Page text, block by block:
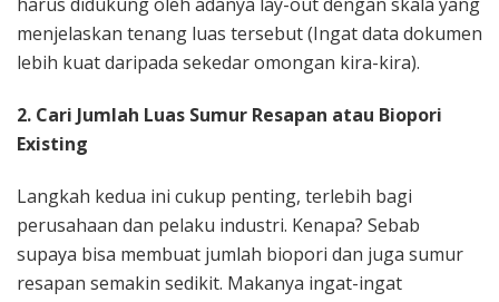
menjelaskan tenang luas tersebut (Ingat data dokumen
lebih kuat daripada sekedar omongan kira-kira).
2. Cari Jumlah Luas Sumur Resapan atau Biopori
Existing
Langkah kedua ini cukup penting, terlebih bagi
perusahaan dan pelaku industri. Kenapa? Sebab
supaya bisa membuat jumlah biopori dan juga sumur
resapan semakin sedikit. Makanya ingat-ingat